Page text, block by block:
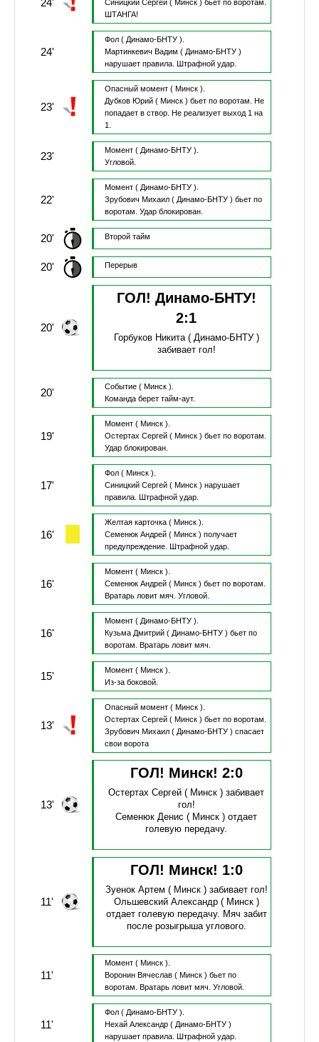
24' Синицкий Сергей( Минск ) бьет по воротам.
ШТАНГА!
24'
Фол ( Динамо-БНТУ ).
Мартинкевич Вадим ( Динамо-БНТУ )
нарушает правила.
Штрафной удар.
23'
Опасный момент ( Минск ).
Дубков Юрий( Минск ) бьет по воротам.
Не
попадает в створ.
Не реализует выход 1 на
1.
23' Момент ( Динамо-БНТУ ).
Угловой.
22'
Момент ( Динамо-БНТУ ).
Зрубович Михаил( Динамо-БНТУ ) бьет по
воротам. Удар блокирован.
20' Второй тайм
20' Перерыв
20'
ГОЛ! Динамо-БНТУ!
2:1
Горбуков Никита( Динамо-БНТУ )
забивает гол!
20' Событие ( Минск ).
Команда берет тайм-аут.
19'
Момент ( Минск ).
Остертах Сергей( Минск ) бьет по воротам.
Удар блокирован.
17'
Фол ( Минск ).
Синицкий Сергей( Минск ) нарушает
правила.
Штрафной удар.
16'
Желтая карточка ( Минск ).
Семенюк Андрей( Минск ) получает
предупреждение.
Штрафной удар.
16'
Момент ( Минск ).
Семенюк Андрей( Минск ) бьет по воротам.
Вратарь ловит мяч. Угловой.
16'
Момент ( Динамо-БНТУ ).
Кузьма Дмитрий( Динамо-БНТУ ) бьет по
воротам.
Вратарь ловит мяч.
15' Момент ( Минск ).
Из-за боковой.
13'
Опасный момент ( Минск ).
Остертах Сергей( Минск ) бьет по воротам.
Зрубович Михаил( Динамо-БНТУ ) спасает
свои ворота
13'
ГОЛ! Минск! 2:0
Остертах Сергей ( Минск )забивает
гол!
Семенюк Денис ( Минск )отдает
голевую передачу.
11'
ГОЛ! Минск! 1:0
Зуенок Артем ( Минск ) забивает гол!
Ольшевский Александр( Минск )
отдает голевую передачу. Мяч забит
после розыгрыша углового.
11'
Момент ( Минск ).
Воронин Вячеслав( Минск ) бьет по
воротам.
Вратарь ловит мяч. Угловой.
11'
Фол ( Динамо-БНТУ ).
Нехай Александр( Динамо-БНТУ )
нарушает правила.
Штрафной удар.